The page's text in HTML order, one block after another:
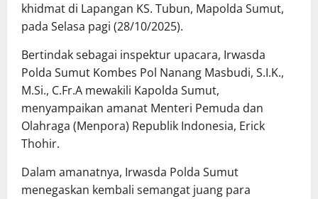
khidmat di Lapangan KS. Tubun, Mapolda Sumut,
pada Selasa pagi (28/10/2025).
Bertindak sebagai inspektur upacara, Irwasda
Polda Sumut Kombes Pol Nanang Masbudi, S.I.K.,
M.Si., C.Fr.A mewakili Kapolda Sumut,
menyampaikan amanat Menteri Pemuda dan
Olahraga (Menpora) Republik Indonesia, Erick
Thohir.
Dalam amanatnya, Irwasda Polda Sumut
menegaskan kembali semangat juang para